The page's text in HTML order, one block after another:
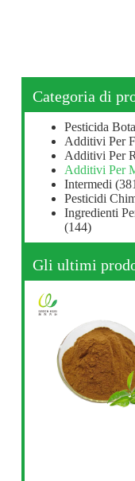
Categoria di
Pesticida
Additivi Per
Additivi Per
Additivi Per
Intermedi
Pesticidi
Ingredienti
(144)
Gli ultimi